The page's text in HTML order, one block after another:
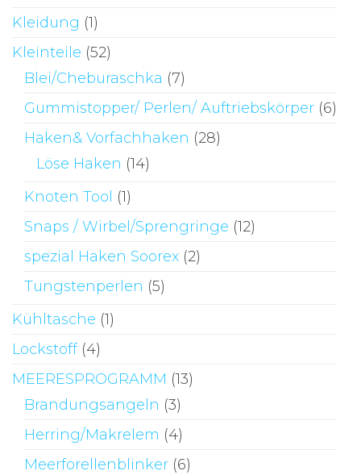
Kleidung (1)
Kleinteile (52)
Blei/Cheburaschka (7)
Gummistopper/ Perlen/ Auftriebskörper (6)
Haken& Vorfachhaken (28)
Löse Haken (14)
Knoten Tool (1)
Snaps / Wirbel/Sprengringe (12)
spezial Haken Soorex (2)
Tungstenperlen (5)
Kühltasche (1)
Lockstoff (4)
MEERESPROGRAMM (13)
Brandungsangeln (3)
Herring/Makrelem (4)
Meerforellenblinker (6)